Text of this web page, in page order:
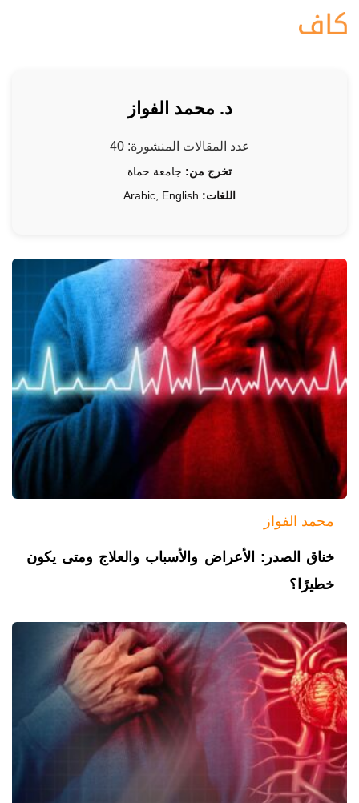
د. محمد الفواز
عدد المقالات المنشورة: 40
تخرج من: جامعة حماة
اللغات:
محمد الفواز
خناق الصدر: الأعراض والأسباب والعلاج ومتى يكون
خطيرًا؟